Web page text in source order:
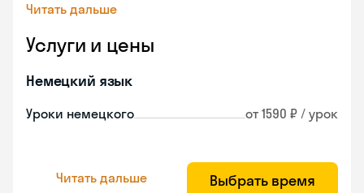
Читать дальше
Услуги и цены
Немецкий язык
Уроки немецкого от 1590 ₽ / урок
Читать дальше Выбрать время